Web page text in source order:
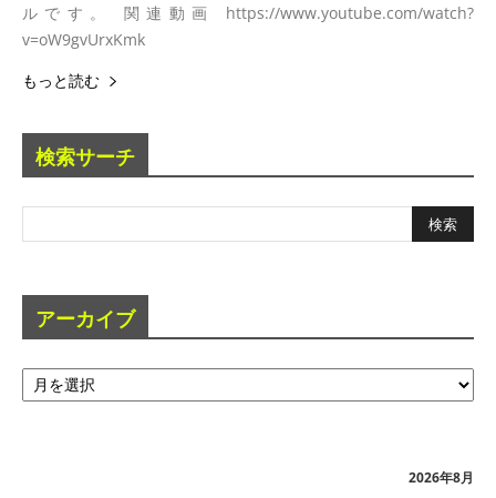
ルです。 関連動画 https://www.youtube.com/watch?
v=oW9gvUrxKmk
もっと読む
検索サーチ
アーカイブ
ア
ー
2026年8月